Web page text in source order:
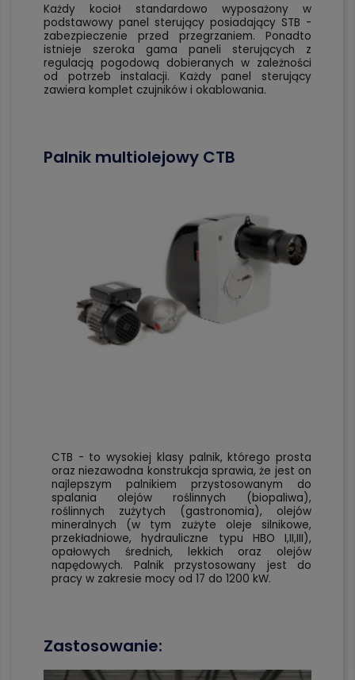
Każdy kocioł standardowo wyposażony w
podstawowy panel sterujący posiadający STB -
zabezpieczenie przed przegrzaniem. Ponadto
istnieje szeroka gama paneli sterujących z
regulacją pogodową dobieranych w zależności
od potrzeb instalacji. Każdy panel sterujący
zawiera komplet czujników i okablowania.
Palnik multiolejowy CTB
CTB - to wysokiej klasy palnik, którego prosta
oraz niezawodna konstrukcja sprawia, że jest on
najlepszym palnikiem przystosowanym do
spalania olejów roślinnych (biopaliwa),
roślinnych zużytych (gastronomia), olejów
mineralnych (w tym zużyte oleje silnikowe,
przekładniowe, hydrauliczne typu HBO I,II,III),
opałowych średnich, lekkich oraz olejów
napędowych. Palnik przystosowany jest do
pracy w zakresie mocy od 17 do 1200 kW.
Zastosowanie: